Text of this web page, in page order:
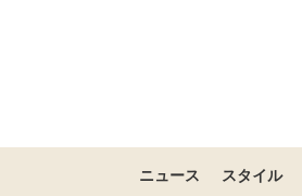
ニュース スタイル